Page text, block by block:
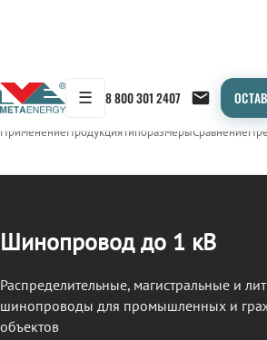
☰ 8 800 301 2407
← Продукция/ШИНОПРОВОД
ПрименениеПродукцияТипоразмерыСравнение
Шинопровод до 1 кВ
Распределительные, магистральные и
шинопроводы для промышленных и
объектов